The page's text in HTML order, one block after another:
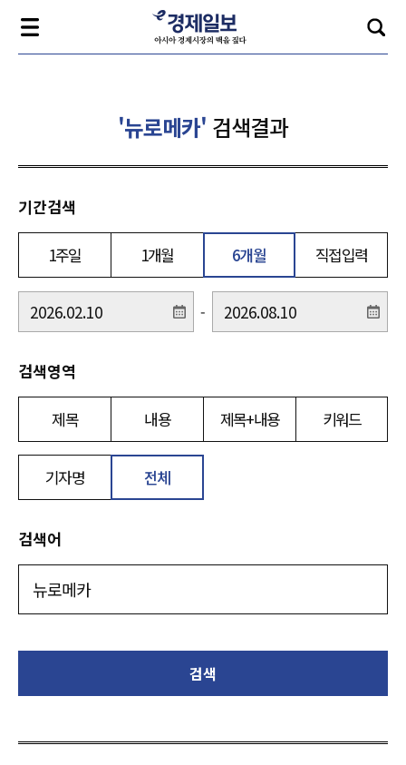
'뉴로메카' 검색결과
기간검색
1주일 1개월 6개월 직접입력
-
검색영역
제목 내용 제목+내용 키워드
기자명 전체
검색어
검색